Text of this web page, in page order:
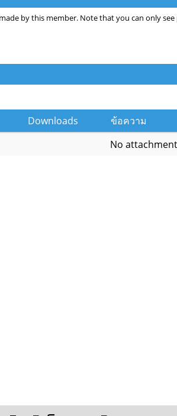
by this member. Note that you can only
Downloads ข้อความ
No